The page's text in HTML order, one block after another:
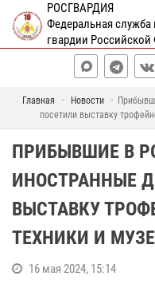
РОСГВАРДИЯ
Федеральная
гвардии
Главная Новости
посетили выставку
ПРИБЫВШИЕ В
ИНОСТРАННЫЕ
ВЫСТАВКУ
ТЕХНИКИ И
16 мая 2024, 15:14